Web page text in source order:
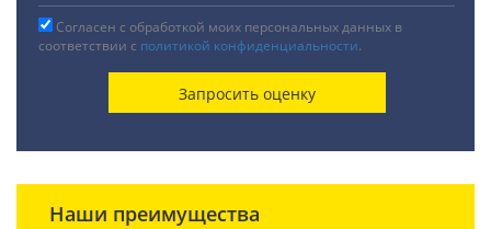
Согласен с обработкой моих персональных данных в
соответствии с политикой конфиденциальности.
Наши преимущества